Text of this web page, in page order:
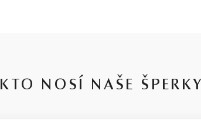
KTO NOSÍ NAŠE ŠPERKY